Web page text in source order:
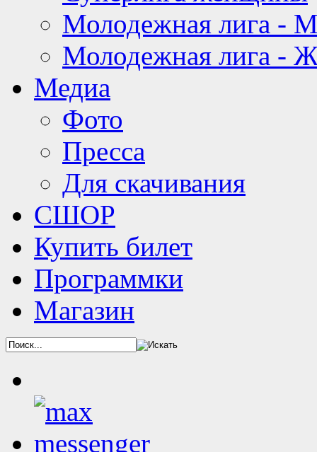
Молодежная лига -
Молодежная лига -
Медиа
Фото
Пресса
Для скачивания
СШОР
Купить билет
Программки
Магазин